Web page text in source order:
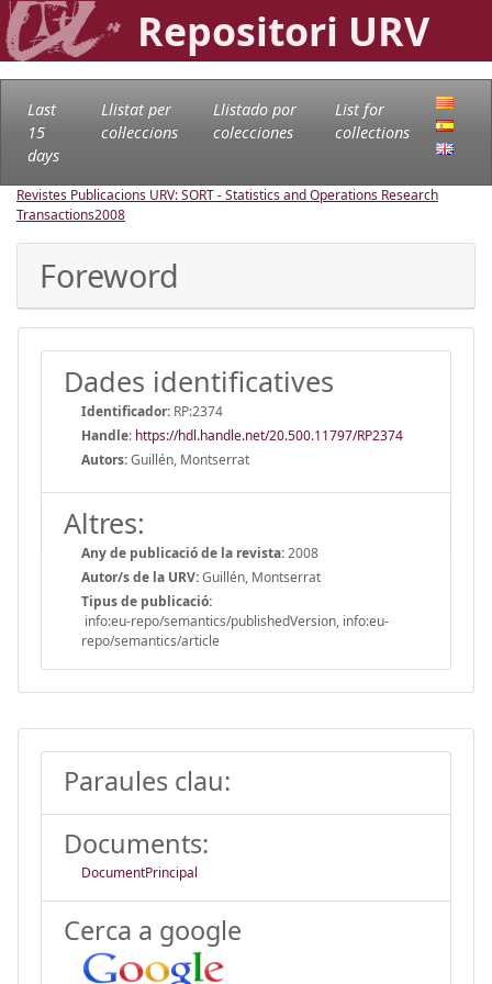
Repositori URV
Last
15
days
Llistat per
col·leccions
Llistado por
colecciones
List for
collections
Revistes Publicacions URV: SORT - Statistics and Operations Research
Transactions2008
Foreword
Dades identificatives
Identificador: RP:2374
Handle: https://hdl.handle.net/20.500.11797/RP2374
Autors:Guillén, Montserrat
Altres:
Any de publicació de la revista:2008
Autor/s de la URV:Guillén, Montserrat
Tipus de publicació:
info:eu-repo/semantics/publishedVersion, info:eu-
repo/semantics/article
Paraules clau:
Documents:
DocumentPrincipal
Cerca a google